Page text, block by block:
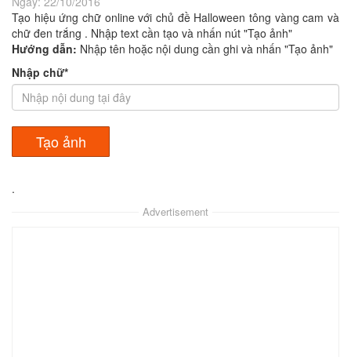
Tạo hiệu ứng chữ online với chủ đề Halloween tông vàng cam và
chữ đen trắng . Nhập text cần tạo và nhấn nút "Tạo ảnh"
Hướng dẫn: Nhập tên hoặc nội dung cần ghi và nhấn "Tạo ảnh"
Nhập chữ*
.
Advertisement